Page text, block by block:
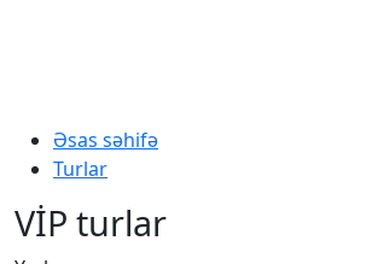
Əsas səhifə
Turlar
VİP turlar